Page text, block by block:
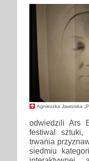
Agnieszka Jaworska
odwiedzili Ars
festiwal sztuki,
trwania
siedmiu